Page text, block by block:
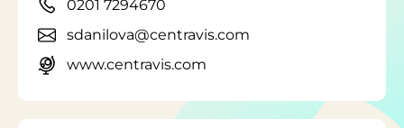
0201 7294670
sdanilova@centravis.com
www.centravis.com